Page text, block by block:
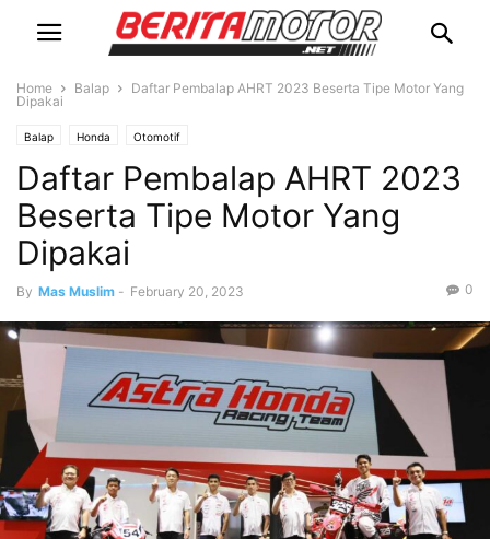
Home Balap
Daftar Pembalap AHRT 2023 Beserta Tipe Motor Yang
Dipakai
Balap Honda Otomotif
Daftar Pembalap AHRT 2023
Beserta Tipe Motor Yang
Dipakai
By Mas Muslim - February 20, 2023 0